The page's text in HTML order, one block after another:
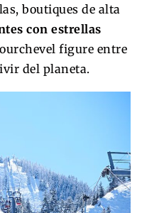
boutiques de alta
con estrellas
figure entre
del planeta.